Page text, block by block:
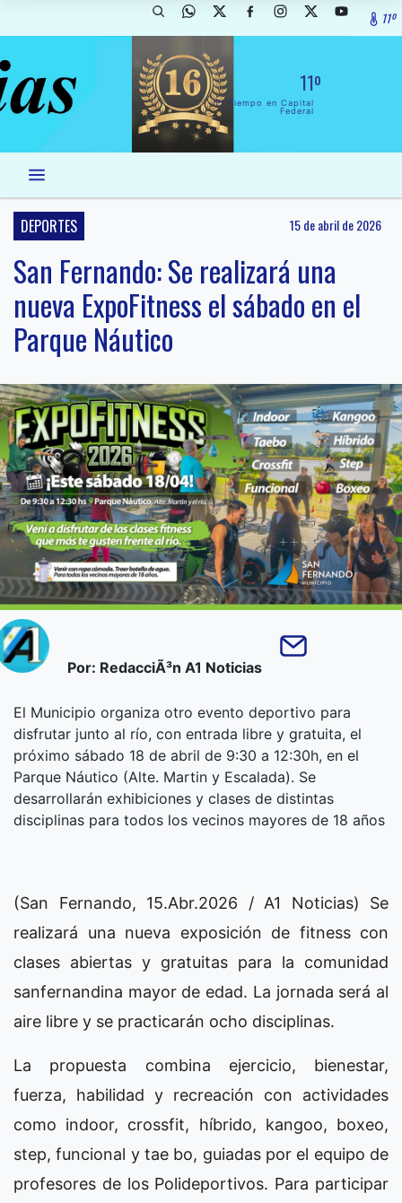
11º
11º
El Tiempo en Capital
Federal
DEPORTES 15 de abril de 2026
San Fernando: Se realizará una
nueva ExpoFitness el sábado en el
Parque Náutico
Por: RedacciÃ³n A1 Noticias
El Municipio organiza otro evento deportivo para
disfrutar junto al río, con entrada libre y gratuita, el
próximo sábado 18 de abril de 9:30 a 12:30h, en el
Parque Náutico (Alte. Martin y Escalada). Se
desarrollarán exhibiciones y clases de distintas
disciplinas para todos los vecinos mayores de 18 años
(San Fernando, 15.Abr.2026 / A1 Noticias) Se
realizará una nueva exposición de fitness con
clases abiertas y gratuitas para la comunidad
sanfernandina mayor de edad. La jornada será al
aire libre y se practicarán ocho disciplinas.
La propuesta combina ejercicio, bienestar,
fuerza, habilidad y recreación con actividades
como indoor, crossfit, híbrido, kangoo, boxeo,
step, funcional y tae bo, guiadas por el equipo de
profesores de los Polideportivos. Para participar